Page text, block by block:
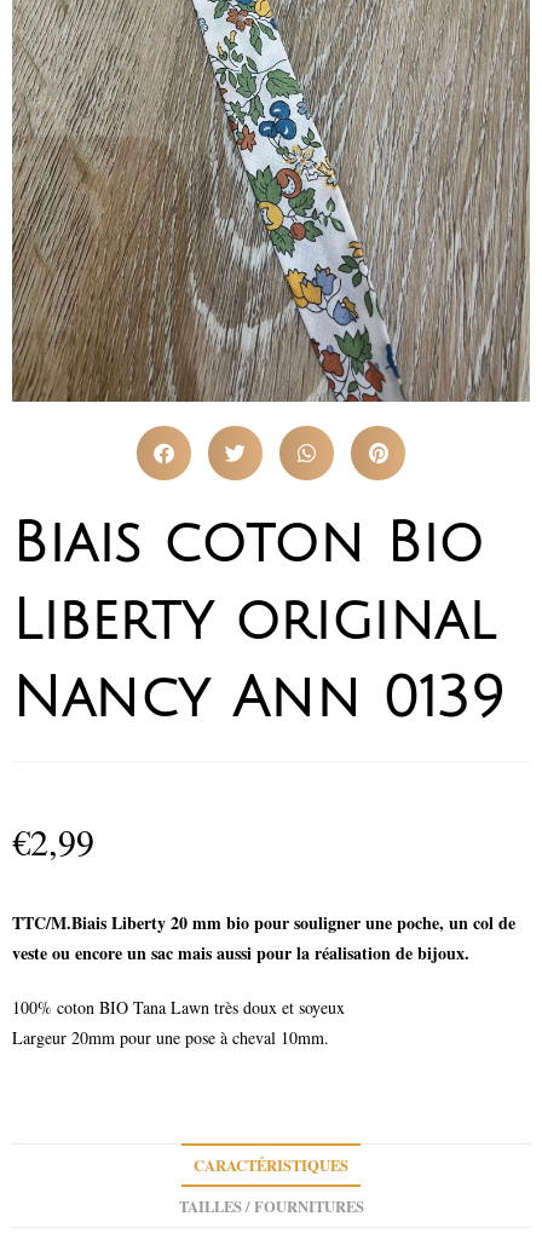
Biais coton Bio
Liberty original
Nancy Ann 0139
€2,99
TTC/M.Biais Liberty 20 mm bio pour souligner une poche, un col de
veste ou encore un sac mais aussi pour la réalisation de bijoux.
100% coton BIO Tana Lawn très doux et soyeux
Largeur 20mm pour une pose à cheval 10mm.
CARACTÉRISTIQUES
TAILLES / FOURNITURES